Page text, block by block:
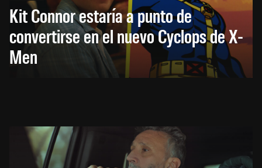
Kit Connor estaría a punto de
convertirse en el nuevo Cyclops de X-
Men